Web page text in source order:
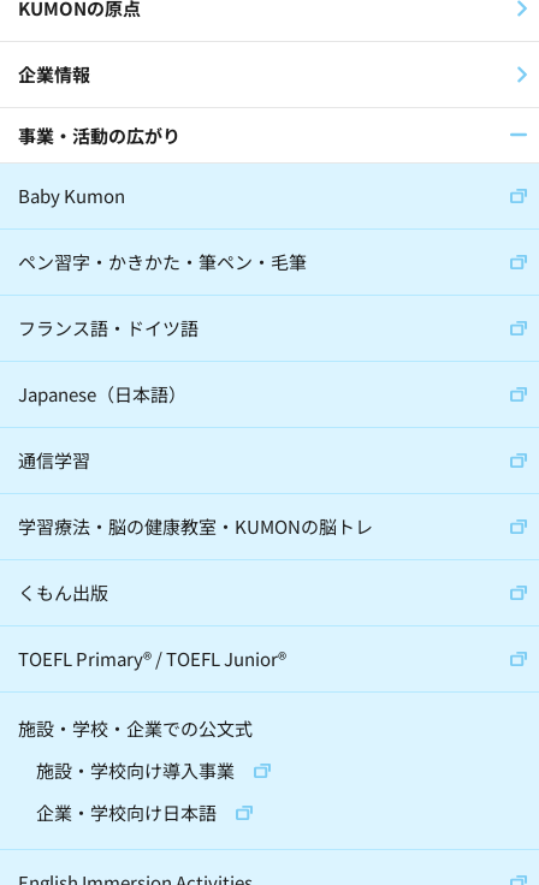
公文国際学園(29)
医師(32) 棋士(15)
俳優(8)
アナウンサー(6)
大学教授(18)
小説家(6)
日本教育史学者(2)
サイエンスコミュニケーター(5)
音楽(22)
経営学(19)
脳科学(24)
天文学(4)
建築(2)
精神・神経科学(2)
昆虫(2)
バレエ(4)
ロボット(3) 手話(4)
KUMONの原点
企業情報
事業・活動の広がり
Baby Kumon
ペン習字・かきかた・筆ペン・毛筆
フランス語・ドイツ語
Japanese（日本語）
通信学習
学習療法・脳の健康教室・KUMONの脳トレ
くもん出版
TOEFL Primary®/TOEFL Junior®
施設・学校・企業での公文式
施設・学校向け導入事業
企業・学校向け日本語